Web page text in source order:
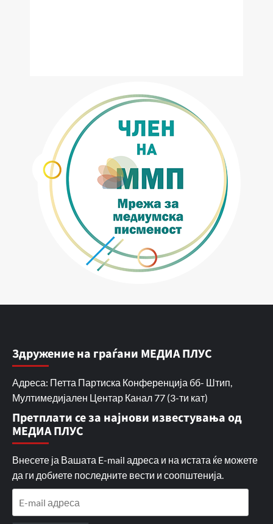
Здружение на граѓани МЕДИА ПЛУС
Адреса: Петта Партиска Конференција бб- Штип,
Мултимедијален Центар Канал 77 (3-ти кат)
Претплати се за најнови известувања од
МЕДИА ПЛУС
Внесете ја Вашата E-mail адреса и на истата ќе можете
да ги добиете последните вести и соопштенија.